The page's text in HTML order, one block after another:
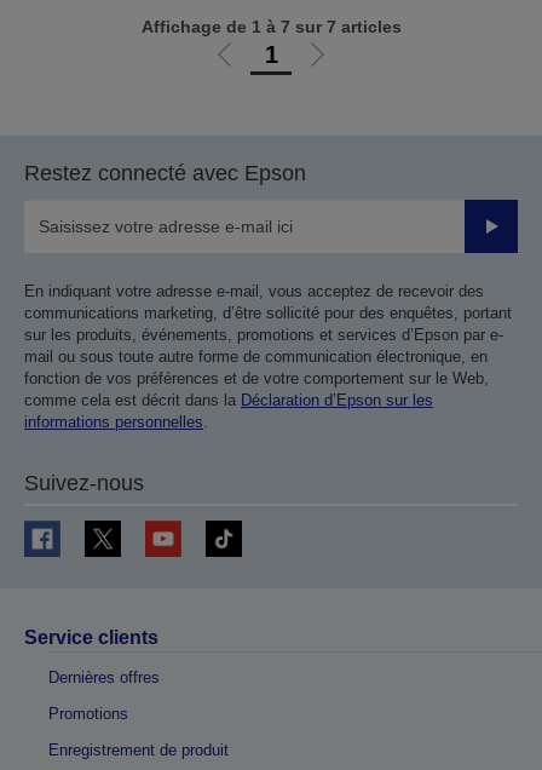
Aller
précédente
1
Aller
Affichage de 1 à 7 sur 7 articles
Restez connecté avec Epson
Valider
En indiquant votre adresse e-mail, vous acceptez de recevoir des
communications marketing, d’être sollicité pour des enquêtes, portant
sur les produits, événements, promotions et services d’Epson par e-
mail ou sous toute autre forme de communication électronique, en
fonction de vos préférences et de votre comportement sur le Web,
comme cela est décrit dans la Déclaration d’Epson sur les
informations personnelles
Suivez-nous
Service clients
Dernières offres
Promotions
Enregistrement de produit